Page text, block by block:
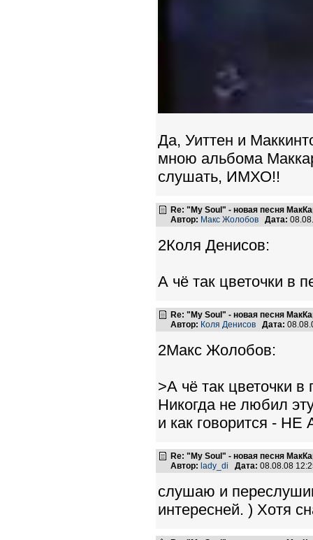
Да, Уиттен и
мною альбома
слушать, ИМХО!!
Re: "My Soul" - новая песня
Автор: Макс Жолобов Дата:
2Коля Денисов:
А чё так цветочки в
Re: "My Soul" - новая песня
Автор: Коля Денисов Дата:
2Макс Жолобов:
>А чё так цветочки в
Никогда не любил
и как говорится -
Re: "My Soul" - новая песня
Автор: lady_di Дата: 08.08.08
слушаю и
интересней. ) Хотя